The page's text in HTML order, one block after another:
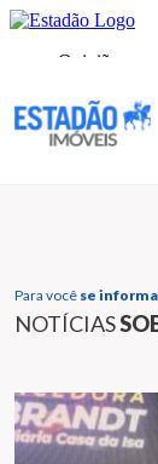
Para você se
NOTÍCIAS